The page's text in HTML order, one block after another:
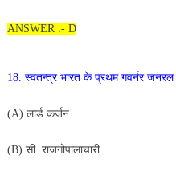
ANSWER :- D
18. स्वतन्त्र भारत के प्रथम गवर्नर जनरल
(A) लार्ड कर्जन
(B) सी. राजगोपालाचारी